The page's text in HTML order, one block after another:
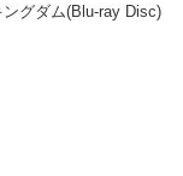
ングダム(Blu-ray Disc)